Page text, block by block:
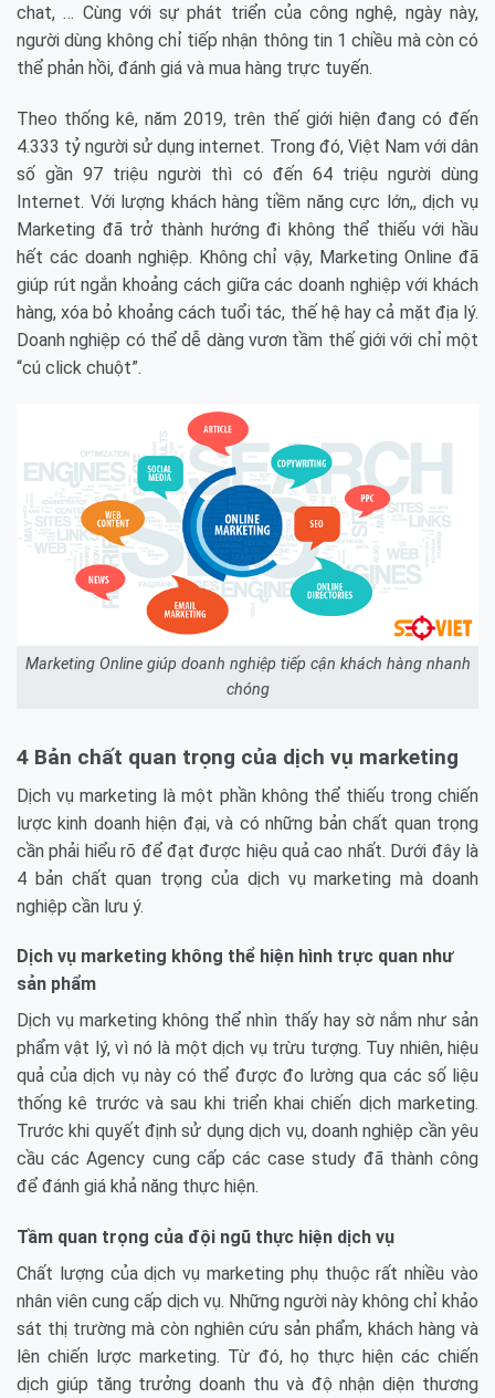
chat, … Cùng với sự phát triển của công nghệ, ngày này,
người dùng không chỉ tiếp nhận thông tin 1 chiều mà còn có
thể phản hồi, đánh giá và mua hàng trực tuyến.
Theo thống kê, năm 2019, trên thế giới hiện đang có đến
4.333 tỷ người sử dụng internet. Trong đó, Việt Nam với dân
số gần 97 triệu người thì có đến 64 triệu người dùng
Internet. Với lượng khách hàng tiềm năng cực lớn,, dịch vụ
Marketing đã trở thành hướng đi không thể thiếu với hầu
hết các doanh nghiệp. Không chỉ vậy, Marketing Online đã
giúp rút ngắn khoảng cách giữa các doanh nghiệp với khách
hàng, xóa bỏ khoảng cách tuổi tác, thế hệ hay cả mặt địa lý.
Doanh nghiệp có thể dễ dàng vươn tầm thế giới với chỉ một
“cú click chuột”.
Marketing Online giúp doanh nghiệp tiếp cận khách hàng nhanh
chóng
4 Bản chất quan trọng của dịch vụ marketing
Dịch vụ marketing là một phần không thể thiếu trong chiến
lược kinh doanh hiện đại, và có những bản chất quan trọng
cần phải hiểu rõ để đạt được hiệu quả cao nhất. Dưới đây là
4 bản chất quan trọng của dịch vụ marketing mà doanh
nghiệp cần lưu ý.
Dịch vụ marketing không thể hiện hình trực quan như
sản phẩm
Dịch vụ marketing không thể nhìn thấy hay sờ nắm như sản
phẩm vật lý, vì nó là một dịch vụ trừu tượng. Tuy nhiên, hiệu
quả của dịch vụ này có thể được đo lường qua các số liệu
thống kê trước và sau khi triển khai chiến dịch marketing.
Trước khi quyết định sử dụng dịch vụ, doanh nghiệp cần yêu
cầu các Agency cung cấp các case study đã thành công
để đánh giá khả năng thực hiện.
Tầm quan trọng của đội ngũ thực hiện dịch vụ
Chất lượng của dịch vụ marketing phụ thuộc rất nhiều vào
nhân viên cung cấp dịch vụ. Những người này không chỉ khảo
sát thị trường mà còn nghiên cứu sản phẩm, khách hàng và
lên chiến lược marketing. Từ đó, họ thực hiện các chiến
dịch giúp tăng trưởng doanh thu và độ nhận diện thương